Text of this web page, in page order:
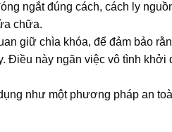
ngắt đúng cách, cách ly
chữa.
giữ chìa khóa, để đảm bảo
Điều này ngăn việc vô tình
như một phương pháp an